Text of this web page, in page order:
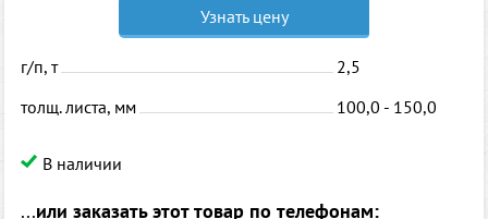
Узнать цену
г/п, т
2,5
толщ. листа, мм
100,0 - 150,0
В наличии
...или заказать этот товар по телефонам: